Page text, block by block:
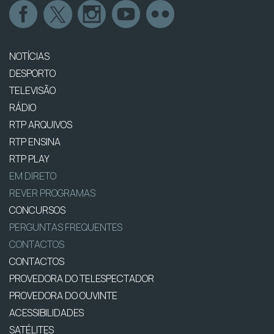
NOTÍCIAS
DESPORTO
TELEVISÃO
RÁDIO
RTP ARQUIVOS
RTP ENSINA
RTP PLAY
EM DIRETO
REVER PROGRAMAS
CONCURSOS
PERGUNTAS FREQUENTES
CONTACTOS
CONTACTOS
PROVEDORA DO TELESPECTADOR
PROVEDORA DO OUVINTE
ACESSIBILIDADES
SATÉLITES